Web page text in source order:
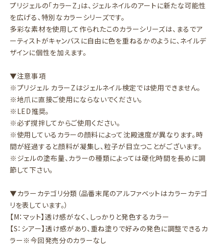
プリジェルの「カラーZ」は、ジェルネイルのアートに新たな可能性
を広げる、特別なカラーシリーズです。
多彩な素材を使用して作られたこのカラーシリーズは、まるでア
ーティストがキャンバスに自由に色を重ねるかのように、ネイルデ
ザインに個性を加えます。
▼注意事項
※プリジェル カラーZはジェルネイル検定では使用できません。
※地爪に直接ご使用にならないでください。
※LED推奨。
※必ず撹拌してからご使用ください。
※使用しているカラーの顔料によって沈殿速度が異なります。時
間が経過すると顔料が凝集し、粒子が目立つことがございます。
※ジェルの塗布量、カラーの種類によっては硬化時間を長めに調
節して下さい。
▼カラーカテゴリ分類（品番末尾のアルファベットはカラーカテゴ
リを表しています。）
【M：マット】透け感がなく、しっかりと発色するカラー
【S：シアー】透け感があり、重ね塗りで好みの発色に調整できるカ
ラー※今回発売分のカラーなし